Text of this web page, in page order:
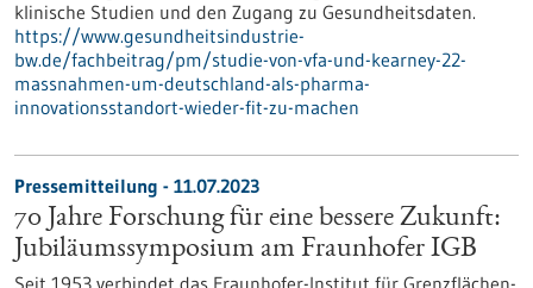
klinische Studien und den Zugang zu Gesundheitsdaten.
https://www.gesundheitsindustrie-
bw.de/fachbeitrag/pm/studie-von-vfa-und-kearney-22-
massnahmen-um-deutschland-als-pharma-
innovationsstandort-wieder-fit-zu-machen
Pressemitteilung - 11.07.2023
70 Jahre Forschung für eine bessere Zukunft:
Jubiläumssymposium am Fraunhofer IGB
Seit 1953 verbindet das Fraunhofer-Institut für Grenzflächen-